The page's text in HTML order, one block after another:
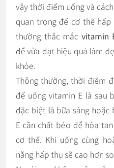
vậy thời điểm uống và
quan trọng để cơ thể
thường thắc mắc vitamin
để vừa đạt hiệu quả làm
khỏe.
Thông thường, thời điểm
để uống vitamin E là sau
đặc biệt là bữa sáng
E cần chất béo để hòa
cơ thể. Khi uống cùng
năng hấp thụ sẽ cao hơn